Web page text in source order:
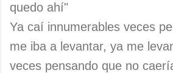
quedo ahí"
Ya caí innumerables veces
me iba a levantar, ya me
veces pensando que no